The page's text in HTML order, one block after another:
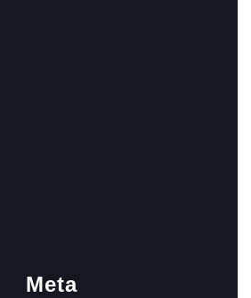
Meta